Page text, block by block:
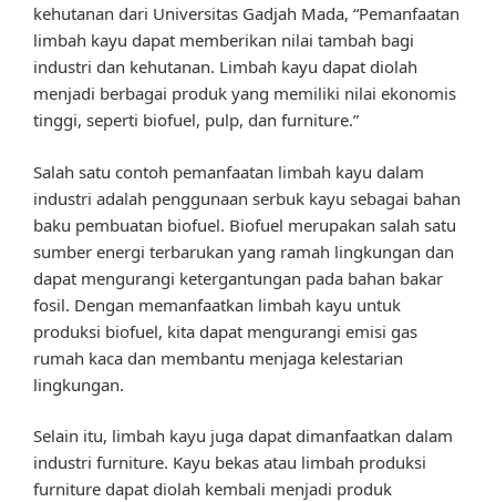
kehutanan dari Universitas Gadjah Mada, “Pemanfaatan
limbah kayu dapat memberikan nilai tambah bagi
industri dan kehutanan. Limbah kayu dapat diolah
menjadi berbagai produk yang memiliki nilai ekonomis
tinggi, seperti biofuel, pulp, dan furniture.”
Salah satu contoh pemanfaatan limbah kayu dalam
industri adalah penggunaan serbuk kayu sebagai bahan
baku pembuatan biofuel. Biofuel merupakan salah satu
sumber energi terbarukan yang ramah lingkungan dan
dapat mengurangi ketergantungan pada bahan bakar
fosil. Dengan memanfaatkan limbah kayu untuk
produksi biofuel, kita dapat mengurangi emisi gas
rumah kaca dan membantu menjaga kelestarian
lingkungan.
Selain itu, limbah kayu juga dapat dimanfaatkan dalam
industri furniture. Kayu bekas atau limbah produksi
furniture dapat diolah kembali menjadi produk